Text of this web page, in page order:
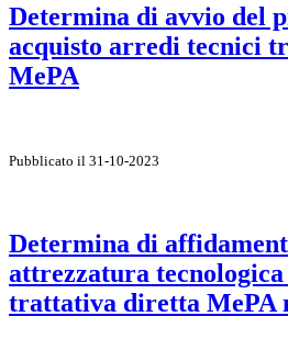
Determina di avvio del
acquisto arredi tecnici
MePA
Pubblicato il 31-10-2023
Determina di
attrezzatura tecnologica
trattativa diretta MePA